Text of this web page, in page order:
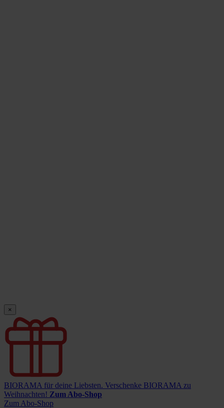
×
BIORAMA für deine Liebsten. Verschenke BIORAMA zu
Weihnachten! Zum Abo-Shop
Zum Abo-Shop